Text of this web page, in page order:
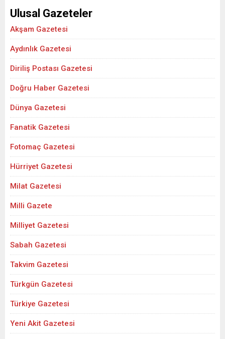
Ulusal Gazeteler
Akşam Gazetesi
Aydınlık Gazetesi
Diriliş Postası Gazetesi
Doğru Haber Gazetesi
Dünya Gazetesi
Fanatik Gazetesi
Fotomaç Gazetesi
Hürriyet Gazetesi
Milat Gazetesi
Milli Gazete
Milliyet Gazetesi
Sabah Gazetesi
Takvim Gazetesi
Türkgün Gazetesi
Türkiye Gazetesi
Yeni Akit Gazetesi